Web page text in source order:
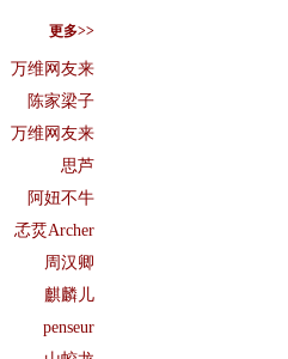
更多>>
万维网友来
陈家梁子
万维网友来
思芦
阿妞不牛
孞烎Archer
周汉卿
麒麟儿
penseur